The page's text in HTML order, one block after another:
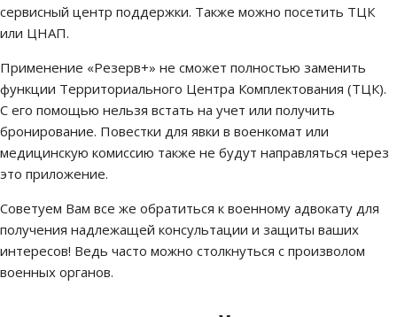
сервисный центр поддержки. Также можно посетить ТЦК
или ЦНАП.
Применение «Резерв+» не сможет полностью заменить
функции Территориального Центра Комплектования (ТЦК).
С его помощью нельзя встать на учет или получить
бронирование. Повестки для явки в военкомат или
медицинскую комиссию также не будут направляться через
это приложение.
Советуем Вам все же обратиться к военному адвокату для
получения надлежащей консультации и защиты ваших
интересов! Ведь часто можно столкнуться с произволом
военных органов.